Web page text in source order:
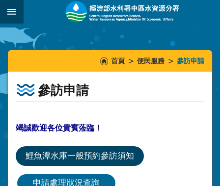
跳到主要內容區塊
:::
::::::
首頁 便民服務 參訪申請
參訪申請
竭誠歡迎各位貴賓蒞臨！
鯉魚潭水庫一般預約參訪須知
申請處理狀況查詢